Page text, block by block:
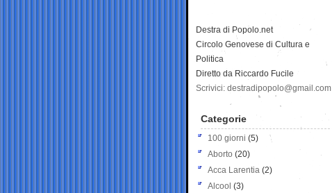
Destra di Popolo.net
Circolo Genovese di Cultura e
Politica
Diretto da Riccardo Fucile
Scrivici: destradipopolo@gmail.com
Categorie
100 giorni (5)
Aborto (20)
Acca Larentia (2)
Alcool (3)